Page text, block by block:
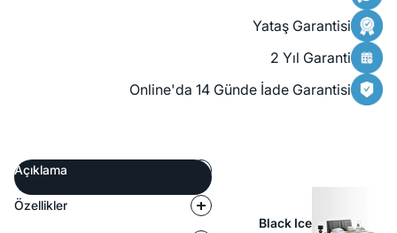
Yataş Garantisi
2 Yıl Garanti
Online'da 14 Günde İade Garantisi
Açıklama
Özellikler
Black Ice